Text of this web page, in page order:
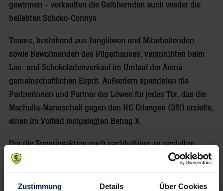
Zustimmung Details Über Cookies
gewinnen – verkauften die Gelbhemden auch wieder die
beliebten Schoko-Connys.
Teams, bestehend aus Junglöwen und Mitarbeitenden
sowie Bewohnenden des Pilgerhauses, versprühten beim
Los- und Schokoladenverkauf im Umlauf der Arena
gemeinschaftlichen Esprit. Außerdem spendeten die
Partnerinnen und Partner der Löwen für jedes Tor, das die
Machulla-Mannschaft gegen den HC Erlangen (35!) erzielte,
einen im Vorfeld festgelegten Betrag X.
Um die Spendenaktion noch nachhaltiger zu gestalten,
machten die Löwen zusätzlich mit ihrer Schulsafari bei der
Peter-Koch-Schule, einem sonderpädagogischen Bildungs-
und Beratungszentrum, das dem Pilgerhaus Weinheim